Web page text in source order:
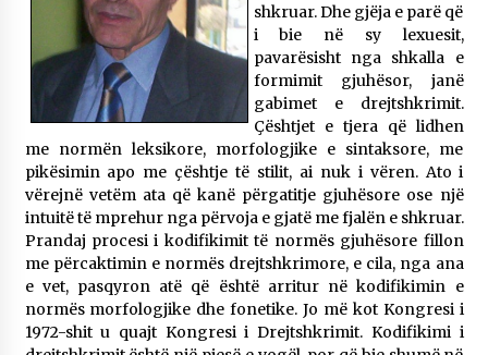
NË KALLARAT, NË “FSHATIN E DJEGUR” U
ZHVILLUA EDICIONI I TRETË I PIKNIKU
PRANVEROR
26/05/2026
Gazeta Kallarati nr. 117
03/05/2026
Gazeta Kallarati nr. 116
28/01/2026
Mbi kockat e martirëve ngrihet Atdheu
17/10/2025
Gazeta Kallarati nr. 115
shkruar. Dhe gjëja e parë që
i bie në sy lexuesit,
pavarësisht nga shkalla e
formimit gjuhësor, janë
gabimet e drejtshkrimit.
Çështjet e tjera që lidhen
me normën leksikore, morfologjike e sintaksore, me
pikësimin apo me çështje të stilit, ai nuk i vëren. Ato i
vërejnë vetëm ata që kanë përgatitje gjuhësore ose një
intuitë të mprehur nga përvoja e gjatë me fjalën e shkruar.
Prandaj procesi i kodifikimit të normës gjuhësore fillon
me përcaktimin e normës drejtshkrimore, e cila, nga ana
e vet, pasqyron atë që është arritur në kodifikimin e
normës morfologjike dhe fonetike. Jo më kot Kongresi i
1972-shit u quajt Kongresi i Drejtshkrimit. Kodifikimi i